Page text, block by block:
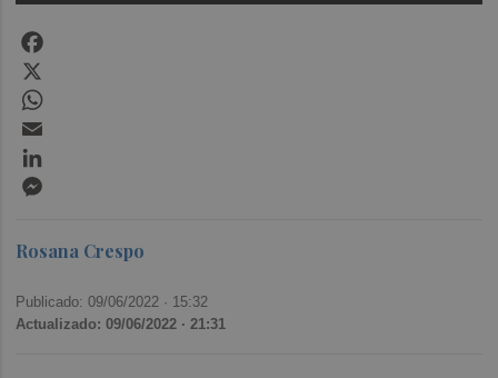
Rosana Crespo
Publicado: 09/06/2022 · 15:32
Actualizado: 09/06/2022 · 21:31